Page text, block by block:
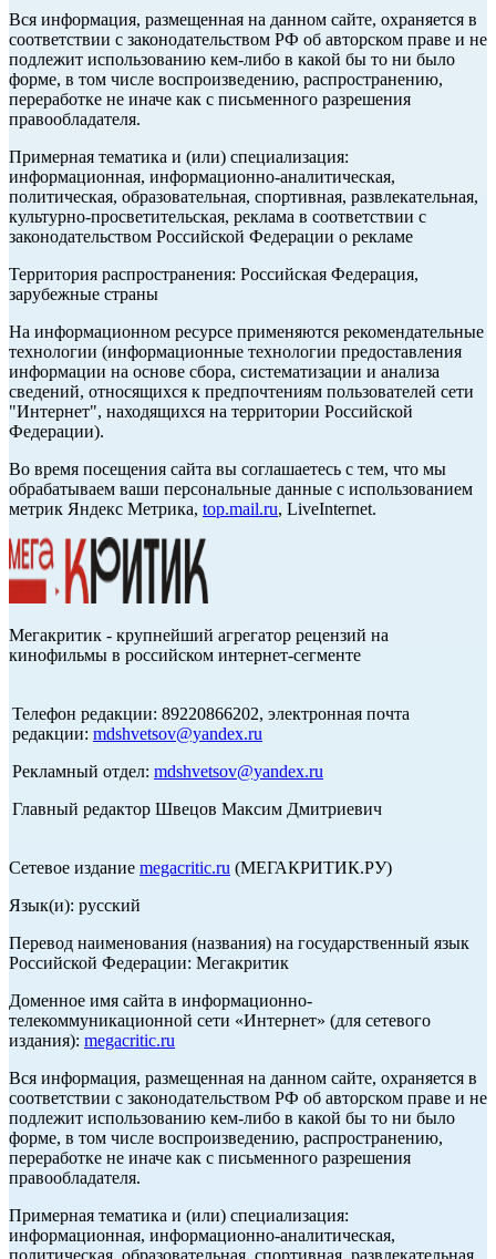
Вся информация, размещенная на данном сайте, охраняется в
соответствии с законодательством РФ об авторском праве и не
подлежит использованию кем-либо в какой бы то ни было
форме, в том числе воспроизведению, распространению,
переработке не иначе как с письменного разрешения
правообладателя.
Примерная тематика и (или) специализация:
информационная, информационно-аналитическая,
политическая, образовательная, спортивная, развлекательная,
культурно-просветительская, реклама в соответствии с
законодательством Российской Федерации о рекламе
Территория распространения: Российская Федерация,
зарубежные страны
На информационном ресурсе применяются рекомендательные
технологии (информационные технологии предоставления
информации на основе сбора, систематизации и анализа
сведений, относящихся к предпочтениям пользователей сети
"Интернет", находящихся на территории Российской
Федерации).
Во время посещения сайта вы соглашаетесь с тем, что мы
обрабатываем ваши персональные данные с использованием
метрик Яндекс Метрика, top.mail.ru, LiveInternet.
Мегакритик - крупнейший агрегатор рецензий на
кинофильмы в российском интернет-сегменте
Телефон редакции: 89220866202, электронная почта
редакции: mdshvetsov@yandex.ru
Рекламный отдел: mdshvetsov@yandex.ru
Главный редактор Швецов Максим Дмитриевич
Сетевое издание megacritic.ru (МЕГАКРИТИК.РУ)
Язык(и): русский
Перевод наименования (названия) на государственный язык
Российской Федерации: Мегакритик
Доменное имя сайта в информационно-
телекоммуникационной сети «Интернет» (для сетевого
издания): megacritic.ru
Вся информация, размещенная на данном сайте, охраняется в
соответствии с законодательством РФ об авторском праве и не
подлежит использованию кем-либо в какой бы то ни было
форме, в том числе воспроизведению, распространению,
переработке не иначе как с письменного разрешения
правообладателя.
Примерная тематика и (или) специализация:
информационная, информационно-аналитическая,